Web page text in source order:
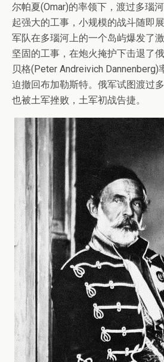
尔帕夏(Omar)的率领下，渡过多瑙
起强大的工事，小规模的战斗随即
军队在多瑙河上的一个岛屿爆发了
坚固的工事，在炮火掩护下击退了
贝格(Peter Andreivich
迫撤回布加勒斯特。俄军试图渡过
也被土军挫败，土军初战告捷。